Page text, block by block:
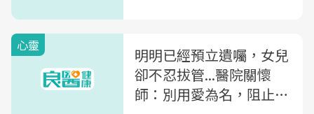
心靈
明明已經預立遺囑，女兒
卻不忍拔管...醫院關懷
師：別用愛為名，阻止我